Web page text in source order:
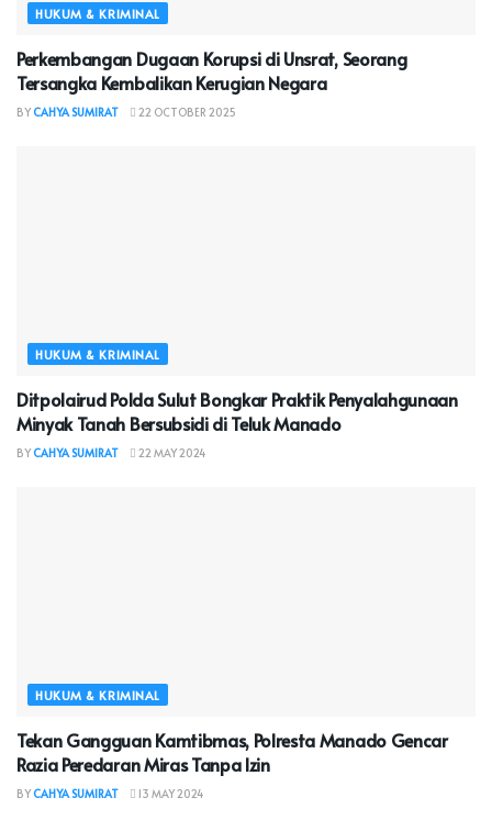
HUKUM & KRIMINAL
Perkembangan Dugaan Korupsi di Unsrat, Seorang
Tersangka Kembalikan Kerugian Negara
BYCAHYA SUMIRAT 22 OCTOBER 2025
HUKUM & KRIMINAL
Ditpolairud Polda Sulut Bongkar Praktik Penyalahgunaan
Minyak Tanah Bersubsidi di Teluk Manado
BYCAHYA SUMIRAT 22 MAY 2024
HUKUM & KRIMINAL
Tekan Gangguan Kamtibmas, Polresta Manado Gencar
Razia Peredaran Miras Tanpa Izin
BYCAHYA SUMIRAT 13 MAY 2024